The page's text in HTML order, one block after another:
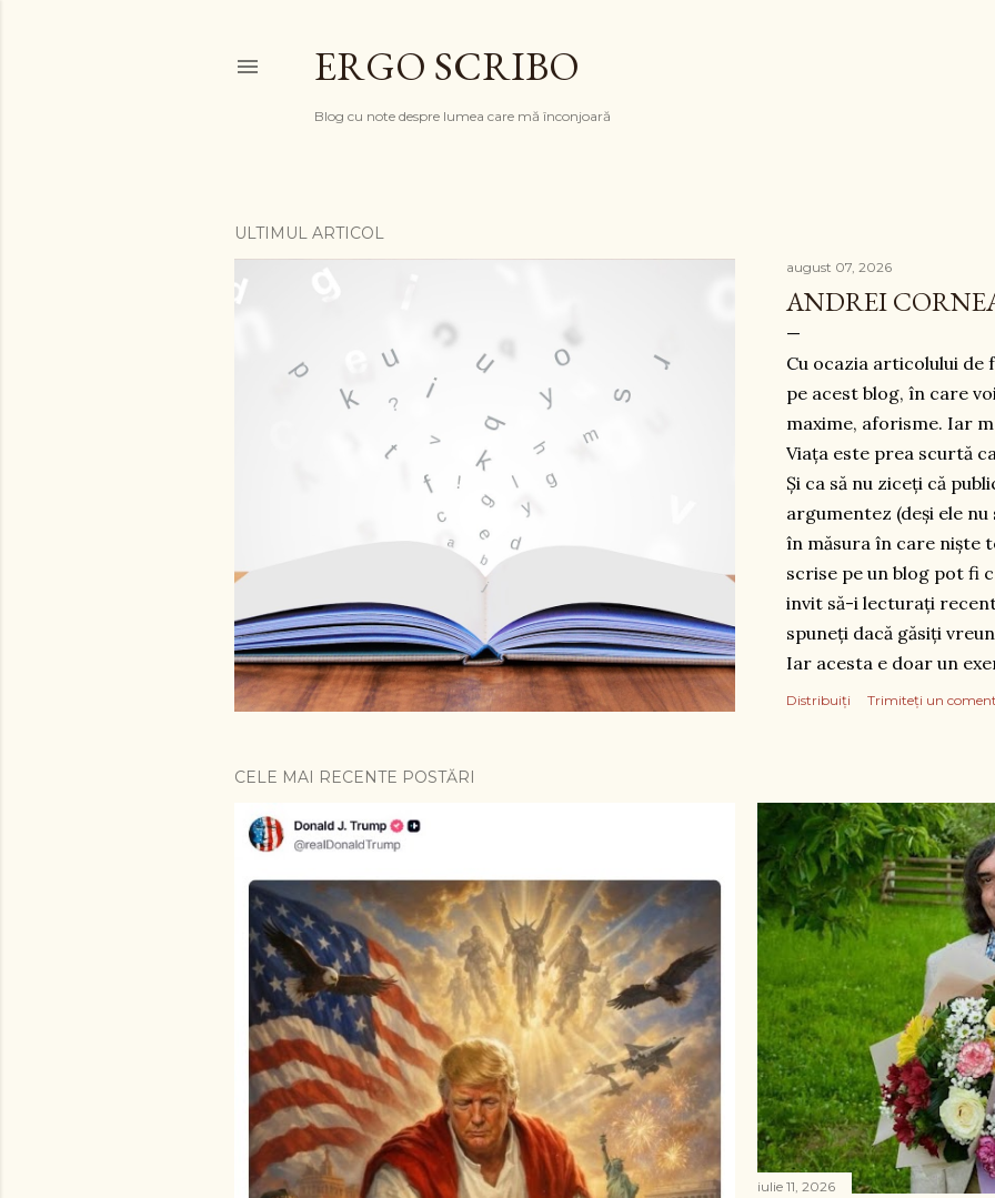
ERGO SCRIBO
Blog cu note despre lumea care mă înconjoară
P
ULTIMUL ARTICOL
august 07, 2026
ANDREI
Cu ocazia articolului de
pe acest blog, în care
maxime, aforisme. Iar
Viața este prea scurtă
Și ca să nu ziceți că
argumentez (deși ele
în măsura în care niște
scrise pe un blog pot fi
invit să-i lecturați
spuneți dacă găsiți
Iar acesta e doar un
săgeata mausului.
Distribuiți Trimiteți un
CELE MAI RECENTE POSTĂRI
iulie 11, 2026